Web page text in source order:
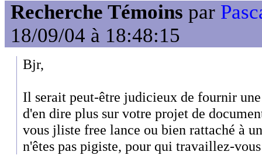
Recherche Témoins par
18/09/04 à 18:48:15
Bjr,
Il serait peut-être judicieux de fournir
d'en dire plus sur votre projet de
vous jliste free lance ou bien rattaché à
n'êtes pas pigiste, pour qui travaillez-